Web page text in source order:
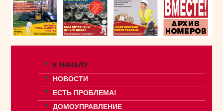
К НАЧАЛУ
НОВОСТИ
ЕСТЬ ПРОБЛЕМА!
ДОМОУПРАВЛЕНИЕ